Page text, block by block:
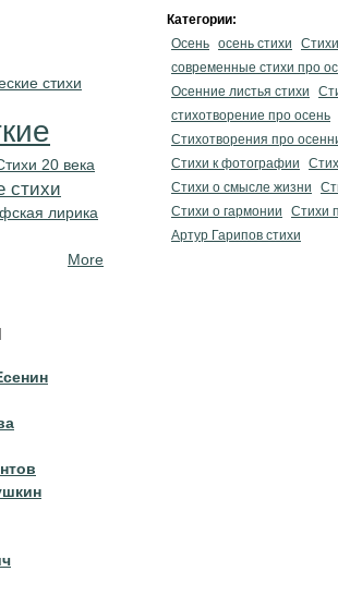
Категории:
Осень осень стихи
современные стихи про
Осенние листья стихи
стихотворение про осень
Стихотворения про
Стихи к фотографии
Стихи о смысле жизни
Стихи о гармонии
Стихи
Артур Гарипов стихи
стихи
20 века
стихи
лирика
More